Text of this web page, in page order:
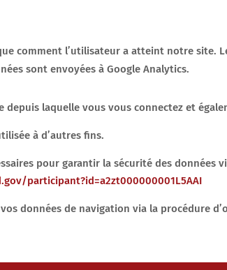
comment l’utilisateur a atteint notre site.
sont envoyées à Google Analytics.
laquelle vous vous connectez et
à d’autres fins.
pour garantir la sécurité des données
participant?id=a2zt000000001L5AAI
données de navigation via la procédure